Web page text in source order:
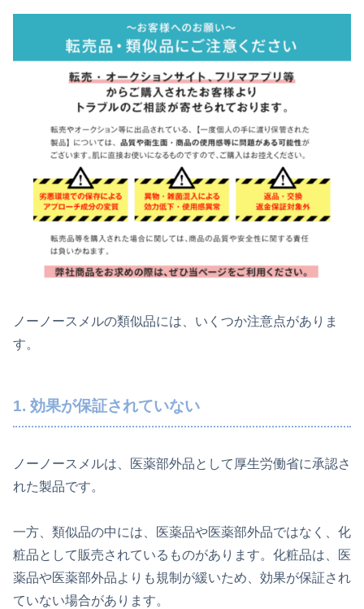
ノーノースメルの類似品には、いくつか注意点がありま
す。
1. 効果が保証されていない
ノーノースメルは、医薬部外品として厚生労働省に承認さ
れた製品です。
一方、類似品の中には、医薬品や医薬部外品ではなく、化
粧品として販売されているものがあります。化粧品は、医
薬品や医薬部外品よりも規制が緩いため、効果が保証され
ていない場合があります。